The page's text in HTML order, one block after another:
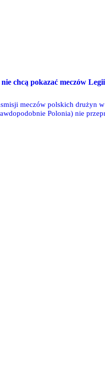
chcą pokazać meczów Legii
meczów polskich drużyn
Polonia) nie